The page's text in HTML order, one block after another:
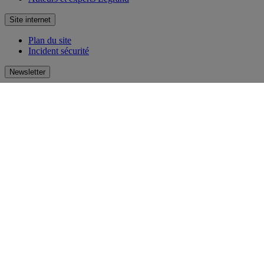
Site internet
Plan du site
Incident sécurité
Newsletter